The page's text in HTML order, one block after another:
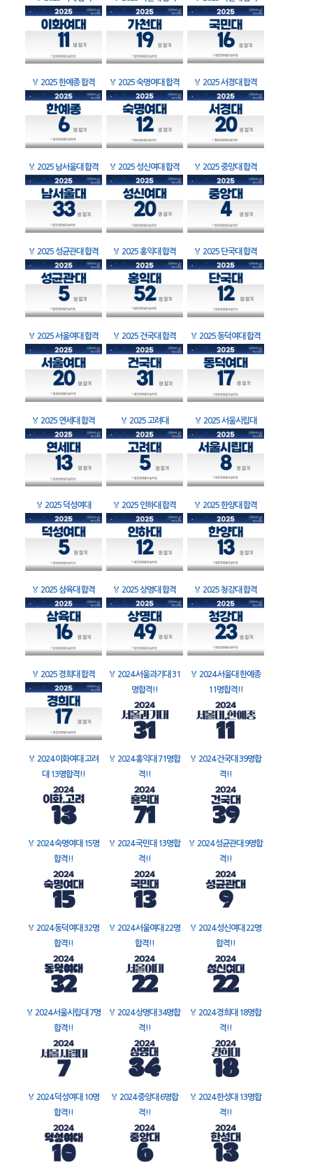
🏅 2025 한예종 합격 🏅 2025 숙명여대 합격 🏅 2025 서경대 합격
🏅 2025 남서울대 합격 🏅 2025 성신여대 합격 🏅 2025 중앙대 합격
🏅 2025 성균관대 합격 🏅 2025 홍익대 합격 🏅 2025 단국대 합격
🏅 2025 서울여대 합격 🏅 2025 건국대 합격 🏅 2025 동덕여대 합격
🏅 2025 연세대 합격 🏅 2025 고려대 🏅 2025 서울시립대
🏅 2025 덕성여대 🏅 2025 인하대 합격 🏅 2025 한양대 합격
🏅 2025 삼육대 합격 🏅 2025 상명대 합격 🏅 2025 청강대 합격
🏅 2025 경희대 합격 🏅 2024 서울과기대 31
명합격!!
🏅 2024 서울대 한예종
11명합격!!
🏅 2024 이화여대 고려
대 13명합격!!
🏅 2024 홍익대 71명합
격!!
🏅 2024 건국대 39명합
격!!
🏅 2024 숙명여대 15명
합격!!
🏅 2024 국민대 13명합
격!!
🏅 2024 성균관대 9명합
격!!
🏅 2024 동덕여대 32명
합격!!
🏅 2024 서울여대 22명
합격!!
🏅 2024 성신여대 22명
합격!!
🏅 2024 서울시립대 7명
합격!!
🏅 2024 상명대 34명합
격!!
🏅 2024 경희대 18명합
격!!
🏅 2024 덕성여대 10명
합격!!
🏅 2024 중앙대 6명합
격!!
🏅 2024 한성대 13명합
격!!